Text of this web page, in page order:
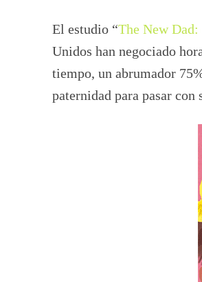
El estudio “The New
Unidos han negociado
tiempo, un abrumador
paternidad para pasar con